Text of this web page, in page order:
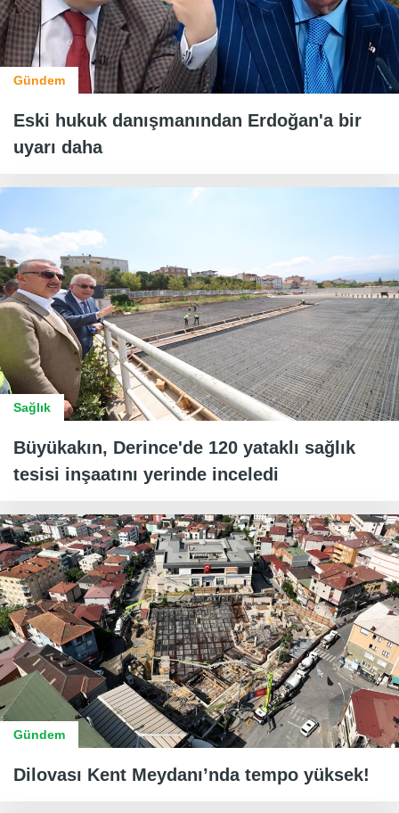
Gündem
Eski hukuk danışmanından Erdoğan'a bir
uyarı daha
Sağlık
Büyükakın, Derince'de 120 yataklı sağlık
tesisi inşaatını yerinde inceledi
Gündem
Dilovası Kent Meydanı’nda tempo yüksek!